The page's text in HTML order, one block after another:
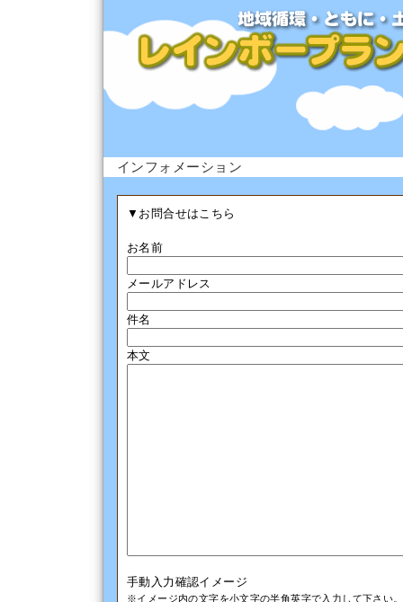
インフォメーション
▼お問合せはこちら
お名前
メールアドレス
件名
本文
手動入力確認イメージ
※イメージ内の文字を小文字の半角英字で入力して下さい。